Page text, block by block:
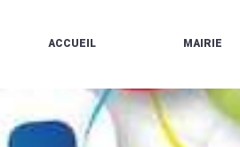
ACCUEIL
À
MAIRIE
LES
ÉLUS
CONTACTS